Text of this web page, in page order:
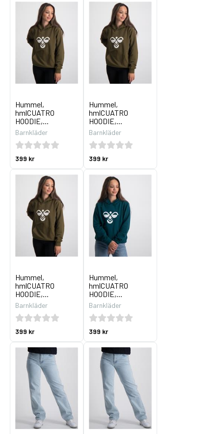
Hummel,
hmlCUATRO
HOODIE,...
Barnkläder
399 kr
Hummel,
hmlCUATRO
HOODIE,...
Barnkläder
399 kr
Hummel,
hmlCUATRO
HOODIE,...
Barnkläder
399 kr
Hummel,
hmlCUATRO
HOODIE,...
Barnkläder
399 kr